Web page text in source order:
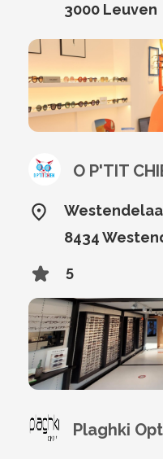
3000 Leuven
O P'TIT
8434
5
Plaghki